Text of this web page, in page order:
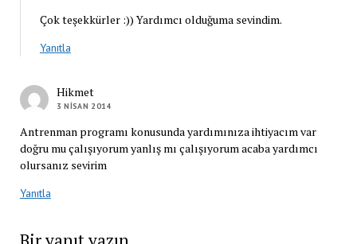
Çok teşekkürler :)) Yardımcı olduğuma sevindim.
Yanıtla
Hikmet
3 NISAN 2014
Antrenman programı konusunda yardımınıza ihtiyacım var
doğru mu çalışıyorum yanlış mı çalışıyorum acaba yardımcı
olursanız sevirim
Yanıtla